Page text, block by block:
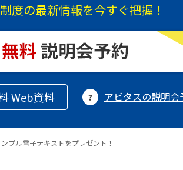
度の最新情報を今すぐ把握！
Web資料 アビタスの説明会
プル電子テキストをプレゼント！